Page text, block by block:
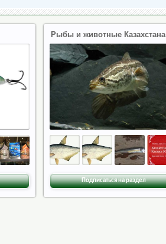
Рыбы и животные Казахстана
Подписаться на раздел